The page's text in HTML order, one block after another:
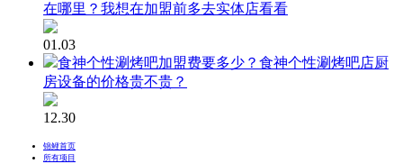
在哪里？我想在加盟前多去实体店看看
01.03
食神个性涮烤吧加盟费要多少？食神个性涮烤吧店厨
房设备的价格贵不贵？
12.30
锦鲤首页
所有项目